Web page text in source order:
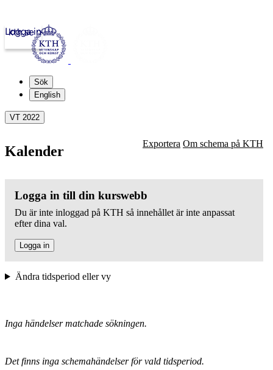
kth.se
Logga in
Sök
English
VT 2022
Kalender Exportera Om schema på KTH
Logga in till din kurswebb
Du är inte inloggad på KTH så innehållet är inte anpassat
efter dina val.
Logga in
Ändra tidsperiod eller vy
Inga händelser matchade sökningen.
Det finns inga schemahändelser för vald tidsperiod.